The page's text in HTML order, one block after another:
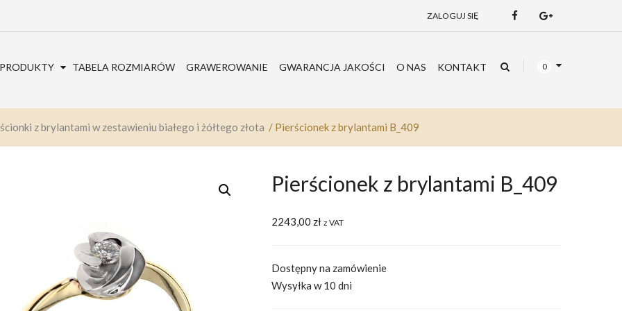
ZALOGUJ SIĘ
PRODUKTY TABELA ROZMIARÓW GRAWEROWANIE GWARANCJA JAKOŚCI O NAS KONTAKT 0
z brylantami w zestawieniu białego i żółtego złota / Pierścionek z brylantami B_409
Pierścionek z brylantami B_409
2243,00 zł z VAT
Dostępny na zamówienie
Wysyłka w 10 dni